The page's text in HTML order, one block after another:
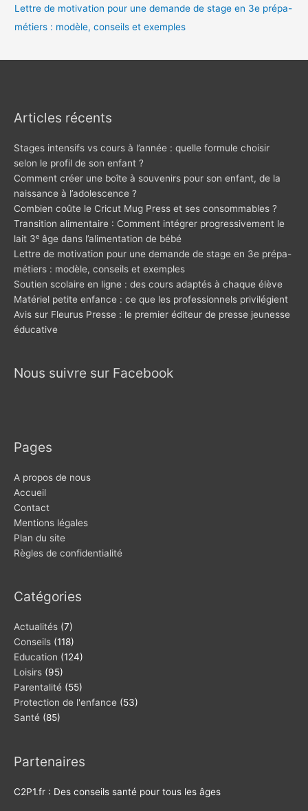
Lettre de motivation pour une demande de stage en 3e prépa-
métiers : modèle, conseils et exemples
Articles récents
Stages intensifs vs cours à l’année : quelle formule choisir
selon le profil de son enfant ?
Comment créer une boîte à souvenirs pour son enfant, de la
naissance à l’adolescence ?
Combien coûte le Cricut Mug Press et ses consommables ?
Transition alimentaire : Comment intégrer progressivement le
lait 3ᵉ âge dans l’alimentation de bébé
Lettre de motivation pour une demande de stage en 3e prépa-
métiers : modèle, conseils et exemples
Soutien scolaire en ligne : des cours adaptés à chaque élève
Matériel petite enfance : ce que les professionnels privilégient
Avis sur Fleurus Presse : le premier éditeur de presse jeunesse
éducative
Nous suivre sur Facebook
Pages
A propos de nous
Accueil
Contact
Mentions légales
Plan du site
Règles de confidentialité
Catégories
Actualités (7)
Conseils (118)
Education (124)
Loisirs (95)
Parentalité (55)
Protection de l'enfance (53)
Santé (85)
Partenaires
C2P1.fr : Des conseils santé pour tous les âges